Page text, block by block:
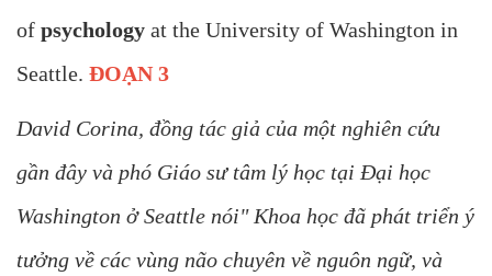
of psychology at the University of Washington in
Seattle. ĐOẠN 3
David Corina, đồng tác giả của một nghiên cứu
gần đây và phó Giáo sư tâm lý học tại Đại học
Washington ở Seattle nói" Khoa học đã phát triển ý
tưởng về các vùng não chuyên về nguôn ngữ, và